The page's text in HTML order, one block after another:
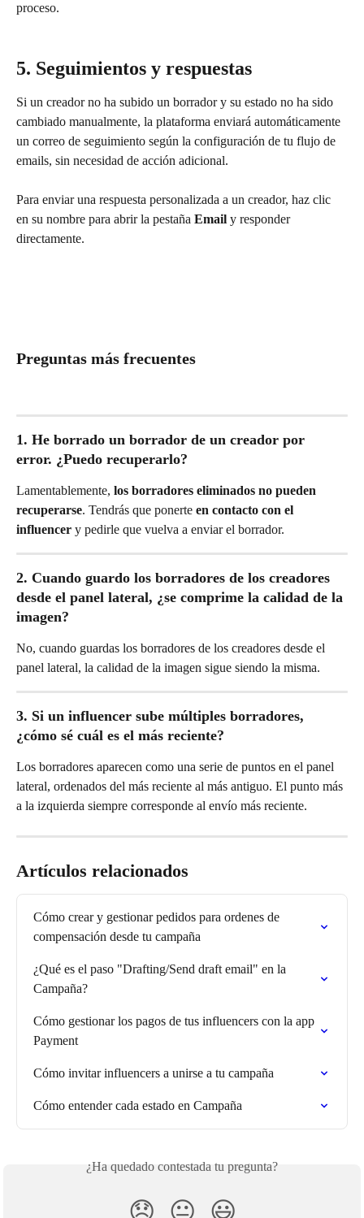
proceso.
5. Seguimientos y respuestas
Si un creador no ha subido un borrador y su estado no ha sido
cambiado manualmente, la plataforma enviará automáticamente
un correo de seguimiento según la configuración de tu flujo de
emails, sin necesidad de acción adicional.
Para enviar una respuesta personalizada a un creador, haz clic
en su nombre para abrir la pestaña Email y responder
directamente.
Preguntas más frecuentes
1. He borrado un borrador de un creador por
error. ¿Puedo recuperarlo?
Lamentablemente, los borradores eliminados no pueden
recuperarse. Tendrás que ponerte en contacto con el
influencer y pedirle que vuelva a enviar el borrador.
2. Cuando guardo los borradores de los creadores
desde el panel lateral, ¿se comprime la calidad de la
imagen?
No, cuando guardas los borradores de los creadores desde el
panel lateral, la calidad de la imagen sigue siendo la misma.
3. Si un influencer sube múltiples borradores,
¿cómo sé cuál es el más reciente?
Los borradores aparecen como una serie de puntos en el panel
lateral, ordenados del más reciente al más antiguo. El punto más
a la izquierda siempre corresponde al envío más reciente.
Artículos relacionados
Cómo crear y gestionar pedidos para ordenes de
compensación desde tu campaña
¿Qué es el paso "Drafting/Send draft email" en la
Campaña?
Cómo gestionar los pagos de tus influencers con la app
Payment
Cómo invitar influencers a unirse a tu campaña
Cómo entender cada estado en Campaña
¿Ha quedado contestada tu pregunta?
😞 😐 😃